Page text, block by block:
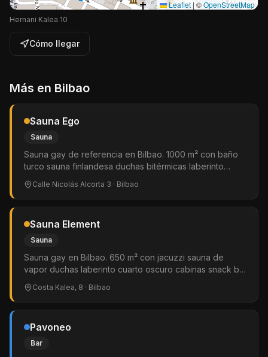
Leaflet | ©OpenStreetMap
Hernani Kalea 10
Cómo llegar
Más en Bilbao
Sauna Ego
Sauna
Sauna gay de referencia en Bilbao. 1000 m² con baño
turco sauna finlandesa duchas bitérmicas laberinto
amplio zona hard glory holes slings sala de vídeo cuarto
oscuro solarium internet gratis y pub. Reparto gratuito
de preservativos y lubricantes. Solo hombres.
Calle Nicolás Alcorta 3 · Bilbao
Sauna Element
Sauna
Sauna gay en Bilbao. 650 m² con jacuzzi sauna de
vapor duchas laberinto cuarto oscuro cabinas snack bar
y solarium. Ambiente relajado y acogedor. Popular para
noches de osos y eventos fetish. Solo hombres.
Costa Kalea, 8 · Bilbao
Pavoneo
Bar